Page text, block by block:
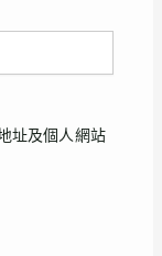
址及個人網站